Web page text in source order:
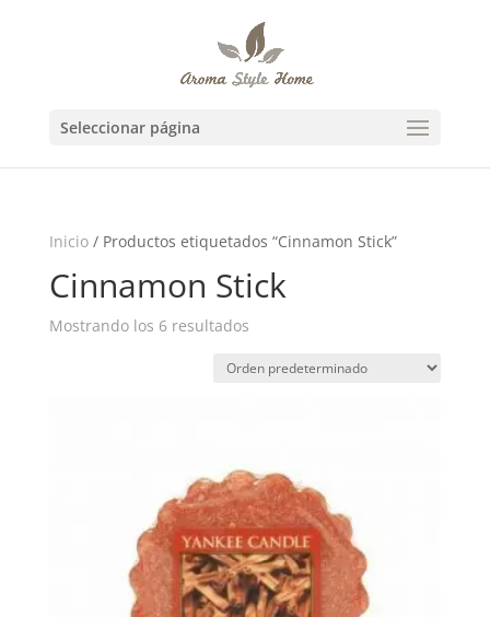
Seleccionar página
Inicio/ Productos etiquetados “Cinnamon Stick”
Cinnamon Stick
Mostrando los 6 resultados